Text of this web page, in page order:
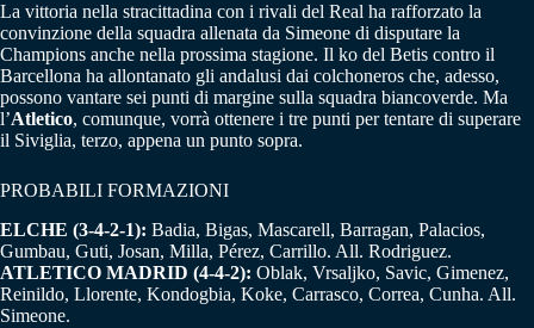
La vittoria nella stracittadina con i rivali del Real ha rafforzato la
convinzione della squadra allenata da Simeone di disputare la
Champions anche nella prossima stagione. Il ko del Betis contro il
Barcellona ha allontanato gli andalusi dai colchoneros che, adesso,
possono vantare sei punti di margine sulla squadra biancoverde. Ma
l’Atletico, comunque, vorrà ottenere i tre punti per tentare di superare
il Siviglia, terzo, appena un punto sopra.
PROBABILI FORMAZIONI
ELCHE (3-4-2-1): Badia, Bigas, Mascarell, Barragan, Palacios,
Gumbau, Guti, Josan, Milla, Pérez, Carrillo. All. Rodriguez.
ATLETICO MADRID (4-4-2): Oblak, Vrsaljko, Savic, Gimenez,
Reinildo, Llorente, Kondogbia, Koke, Carrasco, Correa, Cunha. All.
Simeone.